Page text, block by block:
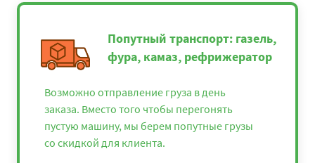
Попутный транспорт: газель,
фура, камаз, рефрижератор
Возможно отправление груза в день
заказа. Вместо того чтобы перегонять
пустую машину, мы берем попутные грузы
со скидкой для клиента.